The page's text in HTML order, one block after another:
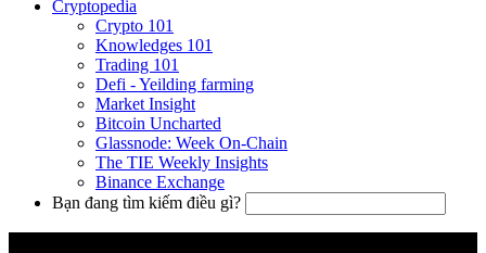
Cryptopedia
Crypto 101
Knowledges 101
Trading 101
Defi - Yeilding farming
Market Insight
Bitcoin Uncharted
Glassnode: Week On-Chain
The TIE Weekly Insights
Binance Exchange
Bạn đang tìm kiếm điều gì?